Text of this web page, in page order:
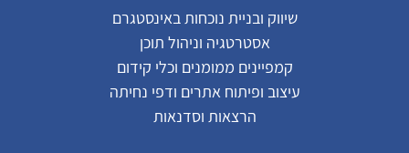
שיווק ובניית נוכחות באינסטגרם
אסטרטגיה וניהול תוכן
קמפיינים ממומנים וכלי קידום
עיצוב ופיתוח אתרים ודפי נחיתה
הרצאות וסדנאות